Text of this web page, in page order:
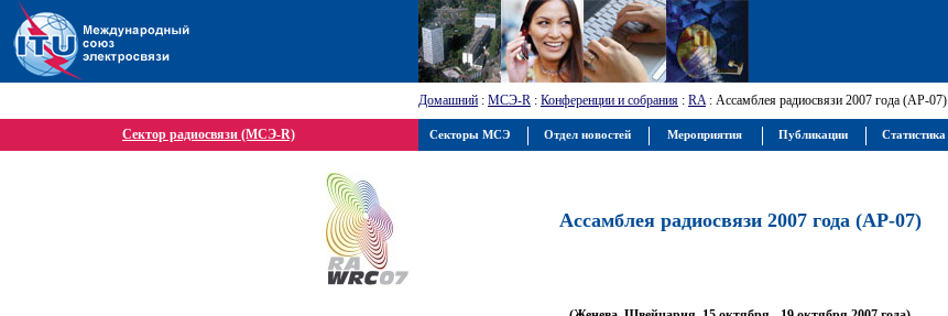
Домашний : МСЭ-R : Конференции и собрания : RA: Ассамблея радиосвязи 2007 года (АР-07)
Сектор радиосвязи (МСЭ-R)
Ассамблея радиосвязи 2007 года (АР-07)
Секторы МСЭ Отдел новостей Мероприятия Публикации Статистика